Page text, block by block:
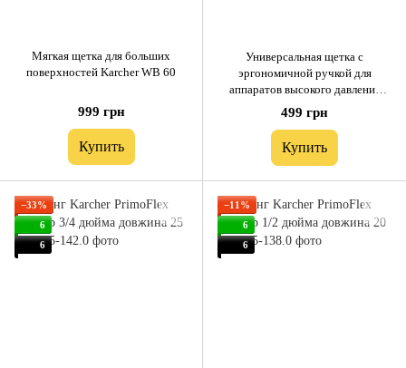
Мягкая щетка для больших
поверхностей Karcher WB 60
999 грн
Купить
Универсальная щетка с
эргономичной ручкой для
аппаратов высокого давления
Karcher
499 грн
Купить
−33%
6
6
−11%
6
6